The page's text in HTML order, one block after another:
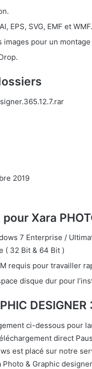
EPS, SVG, EMF et WMF.
pour un
2019
Xara
7 Enterprise /
( 32 Bit & 64 Bit )
requis pour travailler
disque dur pour
ci-dessous pour
direct
est placé sur notre
& Graphic